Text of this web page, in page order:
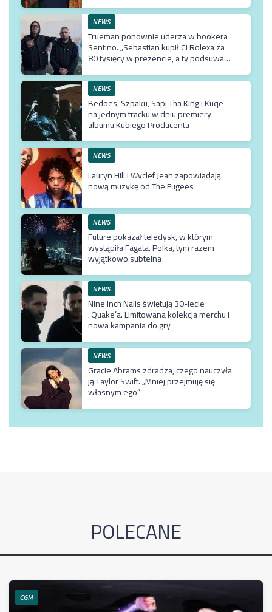
NEWS
Trueman ponownie uderza w bookera
Sentino. „Sebastian kupił Ci Rolexa za
80 tysięcy w prezencie, a ty podsuwasz
NEWS
Bedoes, Szpaku, Sapi Tha King i Kuqe
na jednym tracku w dniu premiery
albumu Kubiego Producenta
NEWS
Lauryn Hill i Wyclef Jean zapowiadają
nową muzykę od The Fugees
NEWS
Future pokazał teledysk, w którym
wystąpiła Fagata. Polka, tym razem
wyjątkowo subtelna
NEWS
Nine Inch Nails świętują 30-lecie
„Quake’a. Limitowana kolekcja merchu i
nowa kampania do gry
NEWS
Gracie Abrams zdradza, czego nauczyła
ją Taylor Swift. „Mniej przejmuję się
własnym ego”
POLECANE
CGM